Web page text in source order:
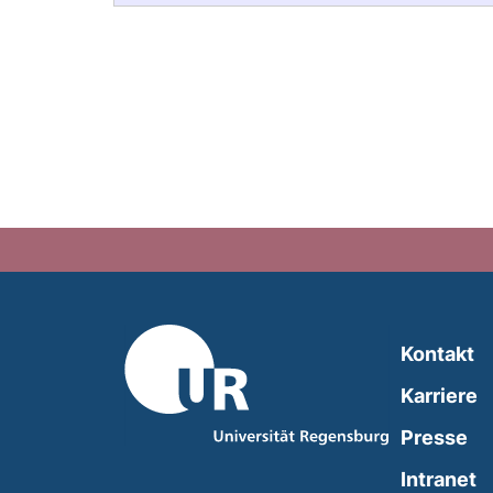
Kontakt
Karriere
Presse
Intranet